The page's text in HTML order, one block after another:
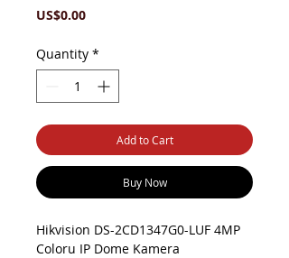
US$0.00Price
Quantity *
Add to Cart
Buy Now
Hikvision DS-2CD1347G0-LUF 4MP
Coloru IP Dome Kamera